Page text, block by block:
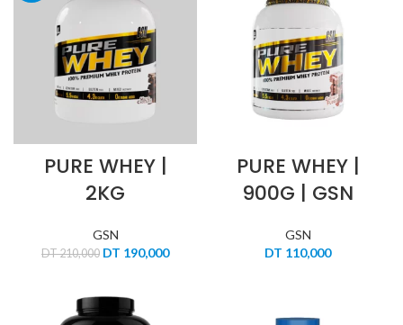
PURE WHEY |
2KG
GSN
DT210,000 Le
était :
DT 210,000.
DT 190,000Le
PURE WHEY |
900G | GSN
GSN
DT 110,000